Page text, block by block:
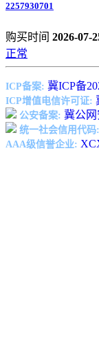
2257930701
购买时间 2026-07-
正常
ICP备案: 冀ICP备
ICP增值电信许可证:
公安备案: 冀公网
统一社会信用代码:
AAA级信誉企业: